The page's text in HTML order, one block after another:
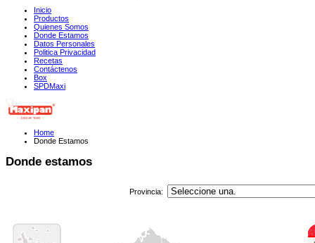
Inicio
Productos
Quienes Somos
Donde Estamos
Datos Personales
Politica Privacidad
Recetas
Contáctenos
Box
SPDMaxi
Home
Donde Estamos
Donde estamos
Provincia: